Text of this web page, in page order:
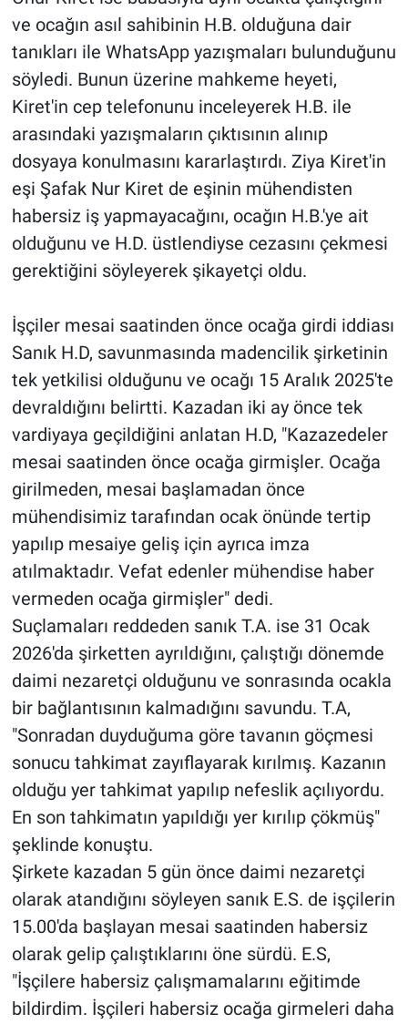
ve ocağın asıl sahibinin H.B. olduğuna dair
tanıkları ile WhatsApp yazışmaları bulunduğunu
söyledi. Bunun üzerine mahkeme heyeti,
Kiret'in cep telefonunu inceleyerek H.B. ile
arasındaki yazışmaların çıktısının alınıp
dosyaya konulmasını kararlaştırdı. Ziya Kiret'in
eşi Şafak Nur Kiret de eşinin mühendisten
habersiz iş yapmayacağını, ocağın H.B.'ye ait
olduğunu ve H.D. üstlendiyse cezasını çekmesi
gerektiğini söyleyerek şikayetçi oldu.
İşçiler mesai saatinden önce ocağa girdi iddiası
Sanık H.D, savunmasında madencilik şirketinin
tek yetkilisi olduğunu ve ocağı 15 Aralık 2025'te
devraldığını belirtti. Kazadan iki ay önce tek
vardiyaya geçildiğini anlatan H.D, "Kazazedeler
mesai saatinden önce ocağa girmişler. Ocağa
girilmeden, mesai başlamadan önce
mühendisimiz tarafından ocak önünde tertip
yapılıp mesaiye geliş için ayrıca imza
atılmaktadır. Vefat edenler mühendise haber
vermeden ocağa girmişler" dedi.
Suçlamaları reddeden sanık T.A. ise 31 Ocak
2026'da şirketten ayrıldığını, çalıştığı dönemde
daimi nezaretçi olduğunu ve sonrasında ocakla
bir bağlantısının kalmadığını savundu. T.A,
"Sonradan duyduğuma göre tavanın göçmesi
sonucu tahkimat zayıflayarak kırılmış. Kazanın
olduğu yer tahkimat yapılıp nefeslik açılıyordu.
En son tahkimatın yapıldığı yer kırılıp çökmüş"
şeklinde konuştu.
Şirkete kazadan 5 gün önce daimi nezaretçi
olarak atandığını söyleyen sanık E.S. de işçilerin
15.00'da başlayan mesai saatinden habersiz
olarak gelip çalıştıklarını öne sürdü. E.S,
"İşçilere habersiz çalışmamalarını eğitimde
bildirdim. İşçileri habersiz ocağa girmeleri daha